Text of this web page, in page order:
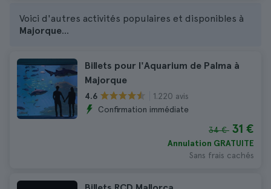
Voici d'autres activités populaires et disponibles à
Majorque...
Billets pour l'Aquarium de Palma à
Majorque
4.6
1.220 avis
Confirmation immédiate
34 € 31 €
Annulation GRATUITE
Sans frais cachés